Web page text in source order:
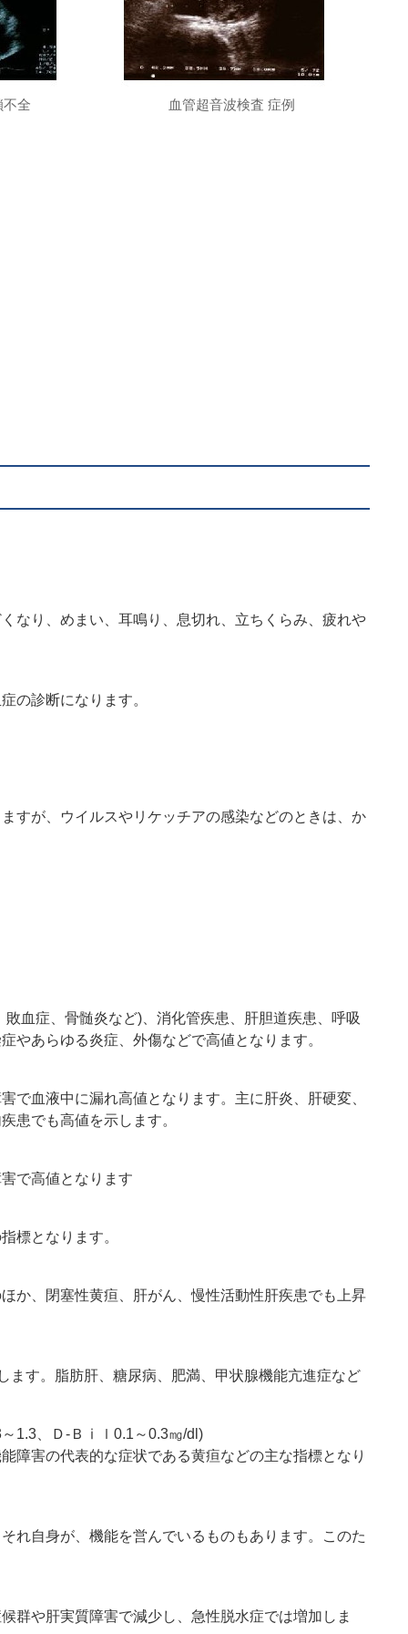
不全 血管超音波検査 症例
なり、めまい、耳鳴り、息切れ、立ちくらみ、疲れや
の診断になります。
すが、ウイルスやリケッチアの感染などのときは、か
血症、骨髄炎など)、消化管疾患、肝胆道疾患、呼吸
やあらゆる炎症、外傷などで高値となります。
で血液中に漏れ高値となります。主に肝炎、肝硬変、
患でも高値を示します。
で高値となります
標となります。
か、閉塞性黄疸、肝がん、慢性活動性肝疾患でも上昇
ます。脂肪肝、糖尿病、肥満、甲状腺機能亢進症など
1.3、Ｄ-Ｂⅰｌ0.1～0.3㎎/dl)
障害の代表的な症状である黄疸などの主な指標となり
れ自身が、機能を営んでいるものもあります。このた
群や肝実質障害で減少し、急性脱水症では増加しま